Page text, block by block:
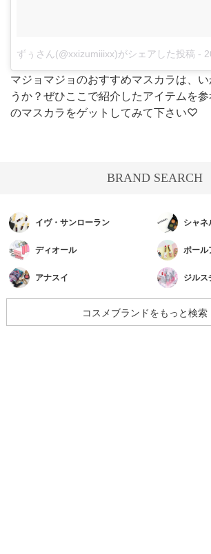
ずぅさん(@xxizumiiixx)がシェアした投稿 -
マジョマジョのおすすめマスカラは、
うか？ぜひここで紹介したアイテムを
のマスカラをゲットしてみて下さい♡
BRAND SEARCH
イヴ・サンローラン シャネ
ディオール ポール
アナスイ ジルス
コスメブランドをもっと検索